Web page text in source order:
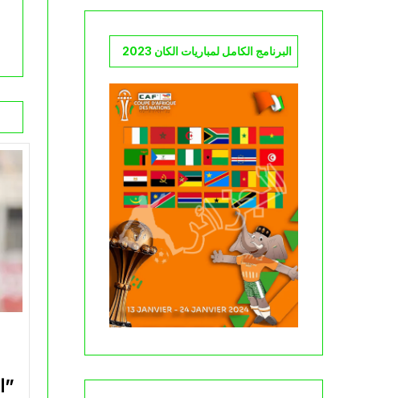
الكرة الجزائرية في المسابقات القارية”
البرنامج الكامل لمباريات الكان 2023